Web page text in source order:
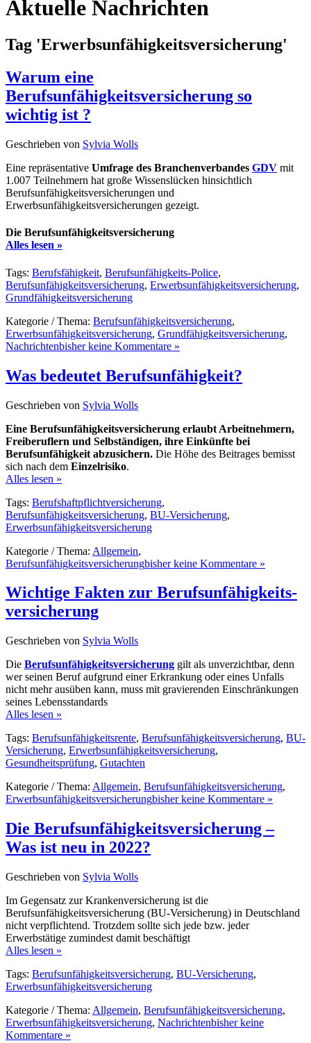
Aktuelle Nachrichten
Tag 'Erwerbsunfähigkeitsversicherung'
Warum eine
Berufsunfähigkeitsversicherung so
wichtig ist ?
Geschrieben von Sylvia Wolls
Eine repräsentative Umfrage des Branchenverbandes GDV mit
1.007 Teilnehmern hat große Wissenslücken hinsichtlich
Berufsunfähigkeitsversicherungen und
Erwerbsunfähigkeitsversicherungen gezeigt.
Die Berufsunfähigkeitsversicherung
Alles lesen »
Tags: Berufsfähigkeit, Berufsunfähigkeits-Police,
Berufsunfähigkeitsversicherung, Erwerbsunfähigkeitsversicherung,
Grundfähigkeitsversicherung
Kategorie / Thema: Berufsunfähigkeitsversicherung,
Erwerbsunfähigkeitsversicherung, Grundfähigkeitsversicherung,
Nachrichtenbisher keine Kommentare »
Was bedeutet Berufsunfähigkeit?
Geschrieben von Sylvia Wolls
Eine Berufsunfähigkeitsversicherung erlaubt Arbeitnehmern,
Freiberuflern und Selbständigen, ihre Einkünfte bei
Berufsunfähigkeit abzusichern. Die Höhe des Beitrages bemisst
sich nach dem Einzelrisiko.
Alles lesen »
Tags: Berufshaftpflichtversicherung,
Berufsunfähigkeitsversicherung, BU-Versicherung,
Erwerbsunfähigkeitsversicherung
Kategorie / Thema: Allgemein,
Berufsunfähigkeitsversicherungbisher keine Kommentare »
Wichtige Fak­ten zur Berufs­un­fä­hig­keits­
ver­si­che­rung
Geschrieben von Sylvia Wolls
Die Berufsunfähigkeitsversicherung gilt als unverzichtbar, denn
wer seinen Beruf aufgrund einer Erkrankung oder eines Unfalls
nicht mehr ausüben kann, muss mit gravierenden Einschränkungen
seines Lebensstandards
Alles lesen »
Tags: Berufsunfähigkeitsrente, Berufsunfähigkeitsversicherung, BU-
Versicherung, Erwerbsunfähigkeitsversicherung,
Gesundheitsprüfung, Gutachten
Kategorie / Thema: Allgemein, Berufsunfähigkeitsversicherung,
Erwerbsunfähigkeitsversicherungbisher keine Kommentare »
Die Berufsunfähigkeitsversicherung –
Was ist neu in 2022?
Geschrieben von Sylvia Wolls
Im Gegensatz zur Krankenversicherung ist die
Berufsunfähigkeitsversicherung (BU-Versicherung) in Deutschland
nicht verpflichtend. Trotzdem sollte sich jede bzw. jeder
Erwerbstätige zumindest damit beschäftigt
Alles lesen »
Tags: Berufsunfähigkeitsversicherung, BU-Versicherung,
Erwerbsunfähigkeitsversicherung
Kategorie / Thema: Allgemein, Berufsunfähigkeitsversicherung,
Erwerbsunfähigkeitsversicherung, Nachrichtenbisher keine
Kommentare »